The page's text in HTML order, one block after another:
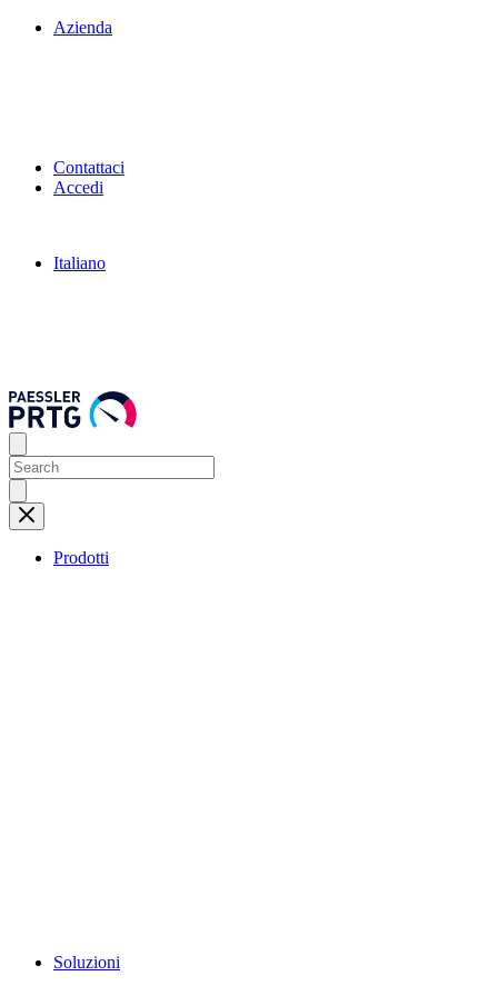
Azienda
Contattaci
Accedi
Italiano
Prodotti
Soluzioni